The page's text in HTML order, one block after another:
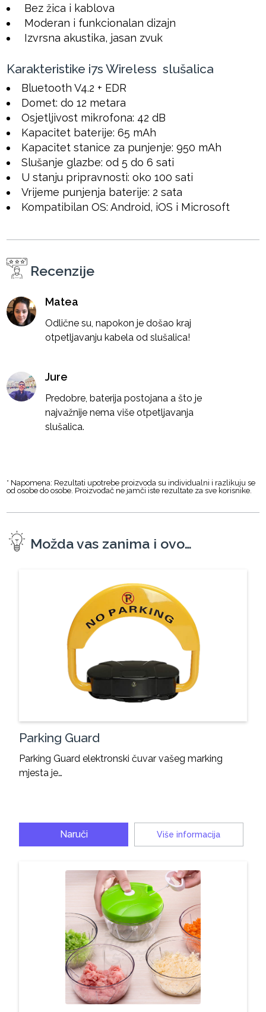
Bez žica i kablova
Moderan i funkcionalan dizajn
Izvrsna akustika, jasan zvuk
Karakteristike i7s Wireless slušalica
Bluetooth V4.2 + EDR
Domet: do 12 metara
Osjetljivost mikrofona: 42 dB
Kapacitet baterije: 65 mAh
Kapacitet stanice za punjenje: 950 mAh
Slušanje glazbe: od 5 do 6 sati
U stanju pripravnosti: oko 100 sati
Vrijeme punjenja baterije: 2 sata
Kompatibilan OS: Android, iOS i Microsoft
Recenzije
Matea
Odlične su, napokon je došao kraj
otpetljavanju kabela od slušalica!
Jure
Predobre, baterija postojana a što je
najvažnije nema više otpetljavanja
slušalica.
* Napomena: Rezultati upotrebe proizvoda su individualni i razlikuju se
od osobe do osobe. Proizvođač ne jamči iste rezultate za sve korisnike.
Možda vas zanima i ovo…
Parking Guard
Parking Guard elektronski čuvar vašeg marking
mjesta je…
Naruči Više informacija